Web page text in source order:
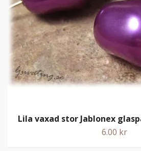
Lila vaxad stor Jablonex
6.00 kr